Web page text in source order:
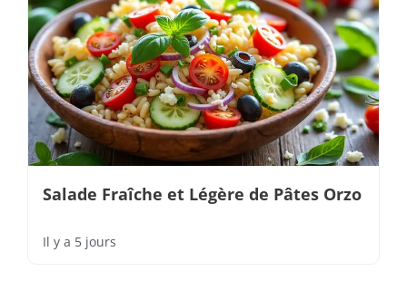
Salade Fraîche et Légère de Pâtes Orzo
Il y a 5 jours